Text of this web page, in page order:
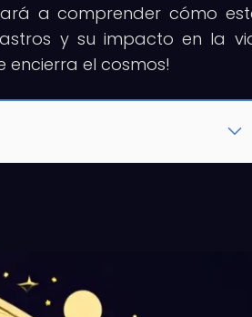
a comprender cómo
y su impacto en la
encierra el cosmos!